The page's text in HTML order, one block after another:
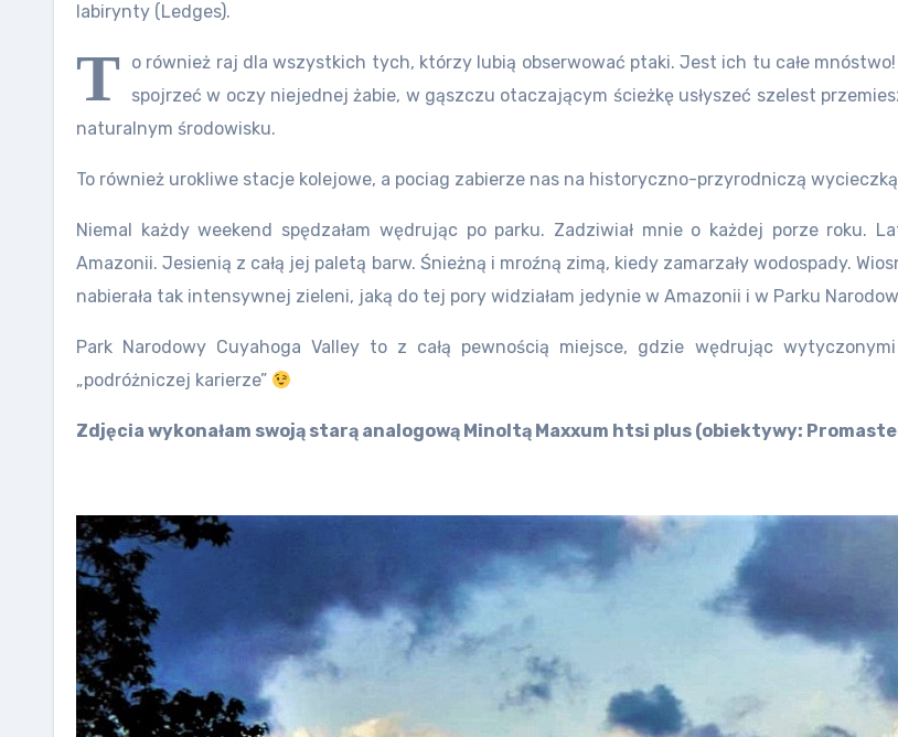
labirynty (Ledges).
T
o również raj dla wszystkich tych, którzy lubią obserwować ptaki. Jest ich tu całe mnóstwo!
spojrzeć w oczy niejednej żabie, w gąszczu otaczającym ścieżkę usłyszeć szelest
naturalnym środowisku.
To również urokliwe stacje kolejowe, a pociag zabierze nas na historyczno-przyrodniczą
Niemal każdy weekend spędzałam wędrując po parku. Zadziwiał mnie o każdej porze roku.
Amazonii. Jesienią z całą jej paletą barw. Śnieżną i mroźną zimą, kiedy zamarzały wodospady.
nabierała tak intensywnej zieleni, jaką do tej pory widziałam jedynie w Amazonii i w Parku
Park Narodowy Cuyahoga Valley to z całą pewnością miejsce, gdzie wędrując
„podróżniczej karierze”
Zdjęcia wykonałam swoją starą analogową Minoltą Maxxum htsi plus (obiektywy: